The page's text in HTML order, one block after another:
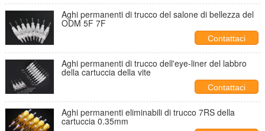
Aghi permanenti di trucco del salone di bellezza del
ODM 5F 7F
Contattaci
Aghi permanenti di trucco dell'eye-liner del labbro
della cartuccia della vite
Contattaci
Aghi permanenti eliminabili di trucco 7RS della
cartuccia 0.35mm